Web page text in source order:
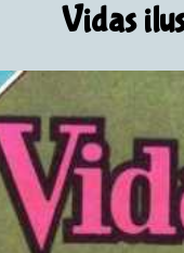
Vidas